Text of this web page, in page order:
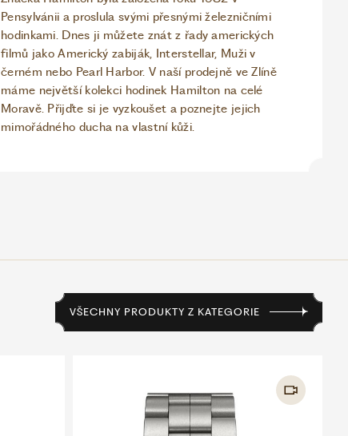
Pensylvánii a proslula svými přesnými železničními
hodinkami. Dnes ji můžete znát z řady amerických
filmů jako Americký zabiják, Interstellar, Muži v
černém nebo Pearl Harbor. V naší prodejně ve Zlíně
máme největší kolekci hodinek Hamilton na celé
Moravě. Přijďte si je vyzkoušet a poznejte jejich
mimořádného ducha na vlastní kůži.
VŠECHNY PRODUKTY Z KATEGORIE